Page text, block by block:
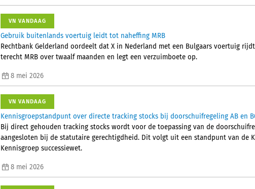
VN VANDAAG
Gebruik buitenlands voertuig leidt tot naheffing MRB
Rechtbank Gelderland oordeelt dat X in Nederland met een Bulgaars voertuig
terecht MRB over twaalf maanden en legt een verzuimboete op.
8 mei 2026
VN VANDAAG
Kennisgroepstandpunt over directe tracking stocks bij doorschuifregeling AB en
Bij direct gehouden tracking stocks wordt voor de toepassing van de
aangesloten bij de statutaire gerechtigdheid. Dit volgt uit een standpunt van de
Kennisgroep successiewet.
8 mei 2026